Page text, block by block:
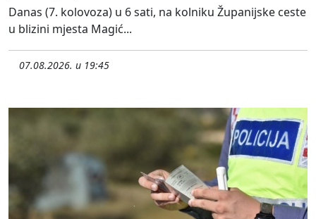
Danas (7. kolovoza) u 6 sati, na kolniku Županijske ceste
u blizini mjesta Magić...
07.08.2026. u 19:45